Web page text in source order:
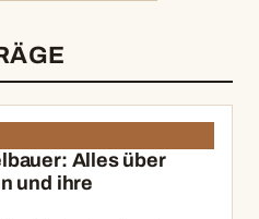
Alles über
und ihre